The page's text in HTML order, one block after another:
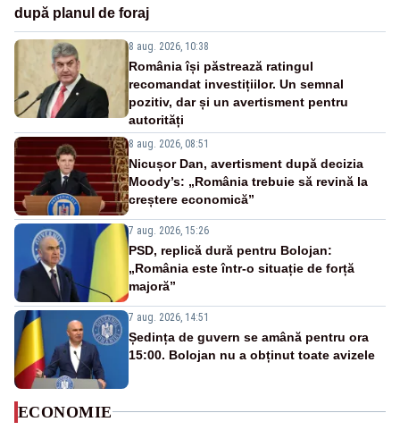
după planul de foraj
8 aug. 2026, 10:38
România își păstrează ratingul
recomandat investițiilor. Un semnal
pozitiv, dar și un avertisment pentru
autorități
8 aug. 2026, 08:51
Nicușor Dan, avertisment după decizia
Moody’s: „România trebuie să revină la
creștere economică”
7 aug. 2026, 15:26
PSD, replică dură pentru Bolojan:
„România este într-o situație de forță
majoră”
7 aug. 2026, 14:51
Ședința de guvern se amână pentru ora
15:00. Bolojan nu a obținut toate avizele
ECONOMIE